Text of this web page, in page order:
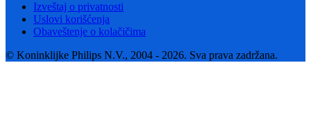
Izveštaj o privatnosti
Uslovi korišćenja
Obaveštenje o kolačičima
© Koninklijke Philips N.V., 2004 - 2026. Sva prava zadržana.